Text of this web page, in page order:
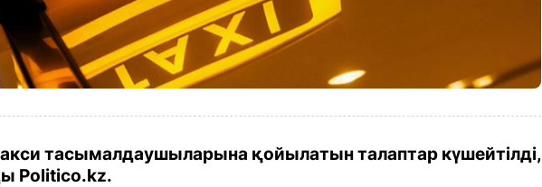
тасымалдаушыларына қойылатын талаптар күшейтілді,
Politico.kz.